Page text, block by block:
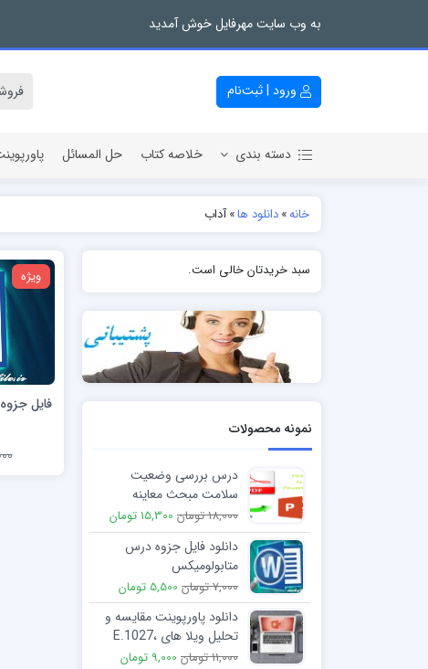
به وب سایت مهرفایل خوش آمدید
ورود | ثبت‌نام
دسته بندی خلاصه کتاب حل المسائل
خانه»دانلود ها»آداب
ویژه
فایل
سبد خریدتان خالی است.
نمونه محصولات
درس بررسی وضعیت
سلامت مبحث معاینه
سیستم عصبی و روانی دکتر
غفوری
18,000 تومان 15,300 تومان
دانلود فایل جزوه درس
متابولومیکس
7,000 تومان 5,500 تومان
دانلود پاورپوینت مقایسه و
تحلیل ویلا های E.1027،
villa savoy
11,000 تومان 9,000 تومان